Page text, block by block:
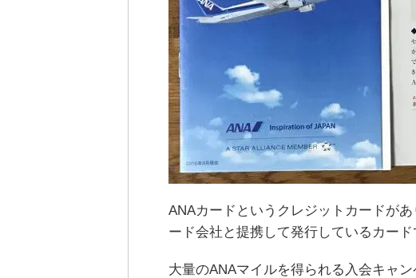
ANAカードというクレジットカードが
ード会社と提携して発行しているカード
大量のANAマイルを得られる入会キャ